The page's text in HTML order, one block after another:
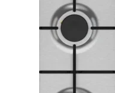
Imagen y Sonido